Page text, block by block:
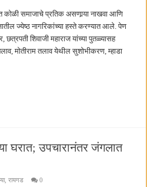
कोळी समाजाचे प्रतिक असणार्‍या नाखवा आणि
ज्येष्ठ नागरिकांच्या हस्ते करण्यात आले. पेण
शिवाजी महाराज यांच्या पुतळ्यासह
मोतीराम तलाव येथील सुशोभीकरण, म्हाडा
घरात; उपचारानंतर जंगलात
,रायगड 0